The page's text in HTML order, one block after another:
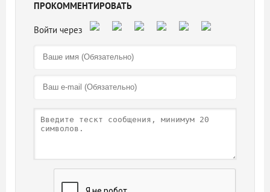
ПРОКОММЕНТИРОВАТЬ